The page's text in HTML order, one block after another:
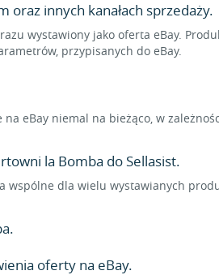
innych kanałach sprzedaży.
wystawiony jako oferta eBay.
przypisanych do eBay.
eBay niemal na bieżąco, w
la Bomba do Sellasist.
wspólne dla wielu wystawianych
oferty na eBay.